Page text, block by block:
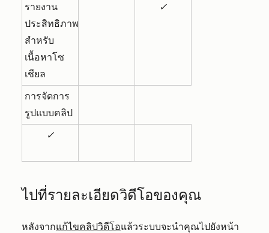
รายงาน
ประสิทธิภาพ
สำหรับ
เนื้อหาโซ
เชียล
✓
การจัดการ
รูปแบบคลิป
✓
ไปที่รายละเอียดวิดีโอของคุณ
หลังจากแก้ไขคลิปวิดีโอแล้วระบบจะนำคุณไปยังหน้า